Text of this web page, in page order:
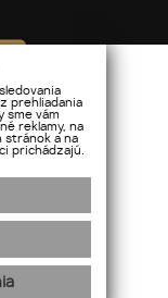
prehliadania
sme vám
reklamy, na
stránok a na
prichádzajú.
údajov